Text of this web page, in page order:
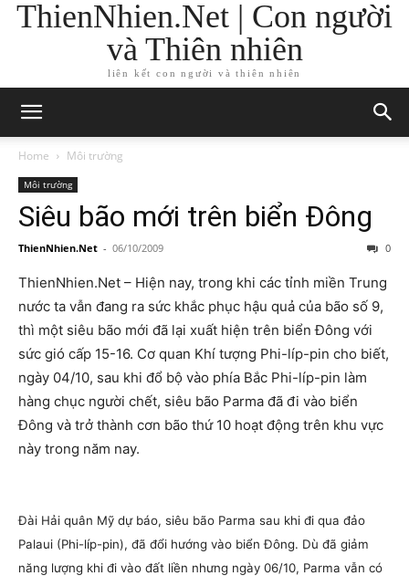
ThienNhien.Net | Con người
và Thiên nhiên
liên kết con người và thiên nhiên
Home Môi trường
Môi trường
Siêu bão mới trên biển Đông
ThienNhien.Net - 06/10/2009 0
ThienNhien.Net – Hiện nay, trong khi các tỉnh miền Trung
nước ta vẫn đang ra sức khắc phục hậu quả của bão số 9,
thì một siêu bão mới đã lại xuất hiện trên biển Đông với
sức gió cấp 15-16. Cơ quan Khí tượng Phi-líp-pin cho biết,
ngày 04/10, sau khi đổ bộ vào phía Bắc Phi-líp-pin làm
hàng chục người chết, siêu bão Parma đã đi vào biển
Đông và trở thành cơn bão thứ 10 hoạt động trên khu vực
này trong năm nay.
Đài Hải quân Mỹ dự báo, siêu bão Parma sau khi đi qua đảo
Palaui (Phi-líp-pin), đã đổi hướng vào biển Đông. Dù đã giảm
năng lượng khi đi vào đất liền nhưng ngày 06/10, Parma vẫn có